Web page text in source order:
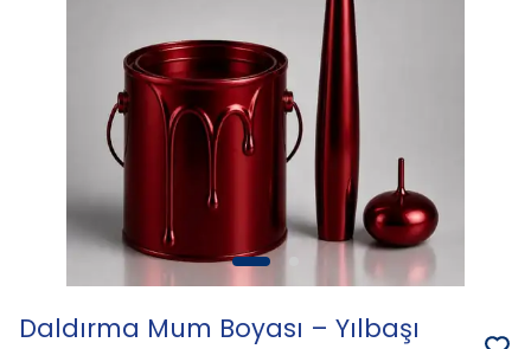
Daldırma Mum Boyası – Yılbaşı